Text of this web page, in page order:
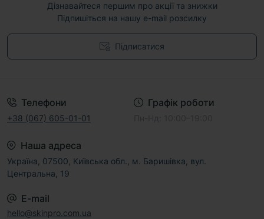
Дізнавайтеся першим про акції та знижки
Підпишіться на нашу e-mail розсилку
Підписатися
Телефони
+38 (067) 605-01-01
Графік роботи
Наша адреса
Україна, 07500, Київська обл., м. Баришівка, вул.
Центральна, 19
E-mail
hello@skinpro.com.ua